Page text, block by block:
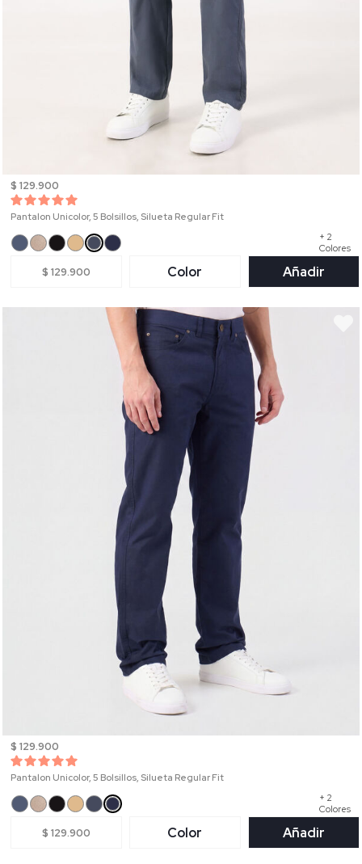
$ 129.900
Pantalon Unicolor, 5 Bolsillos, Silueta Regular Fit
+ 2
Colores
$ 129.900 Color Añadir
$ 129.900
Pantalon Unicolor, 5 Bolsillos, Silueta Regular Fit
+ 2
Colores
$ 129.900 Color Añadir